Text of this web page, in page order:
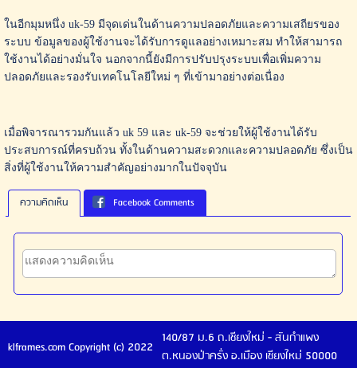
ในอีกมุมหนึ่ง uk-59 มีจุดเด่นในด้านความปลอดภัยและความเสถียรของ
ระบบ ข้อมูลของผู้ใช้งานจะได้รับการดูแลอย่างเหมาะสม ทำให้สามารถ
ใช้งานได้อย่างมั่นใจ นอกจากนี้ยังมีการปรับปรุงระบบเพื่อเพิ่มความ
ปลอดภัยและรองรับเทคโนโลยีใหม่ ๆ ที่เข้ามาอย่างต่อเนื่อง
เมื่อพิจารณารวมกันแล้ว uk 59 และ uk-59 จะช่วยให้ผู้ใช้งานได้รับ
ประสบการณ์ที่ครบถ้วน ทั้งในด้านความสะดวกและความปลอดภัย ซึ่งเป็น
สิ่งที่ผู้ใช้งานให้ความสำคัญอย่างมากในปัจจุบัน
ความคิดเห็น Facebook Comments
klframes.com Copyright (c) 2022
140/87 ม.6 ถ.เชียงใหม่ - สันกำแพง
ต.หนองป่าครั่ง อ.เมือง เชียงใหม่ 50000